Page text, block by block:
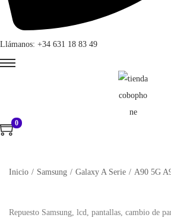
Llámanos: +34 631 18 83 49
0
Inicio / Samsung / Galaxy A Serie / A90 5G
Repuesto Samsung, lcd, pantallas, cambio de